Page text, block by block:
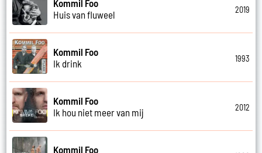
Kommil Foo
Huis van fluweel
2019
Kommil Foo
Ik drink
1993
Kommil Foo
Ik hou niet meer van mij
2012
Kommil Foo